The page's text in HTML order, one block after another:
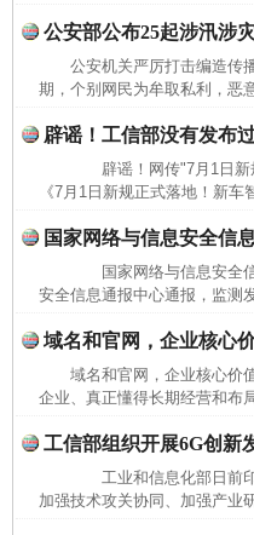
公安部公布25起涉汛涉
公安机关严厉打击编造
期，个别网民为牟取私利，恶
辟谣！工信部没有发布
辟谣！网传"7月1日新
《7月1日新规正式落地！新
国家网络与信息安全信
国家网络与信息安全
安全信息通报中心通报，监测
域名和官网，企业核心
域名和官网，企业核心
企业、真正懂得长期经营和布
工信部组织开展6G创新
工业和信息化部日前印
加强技术攻关协同、加强产业